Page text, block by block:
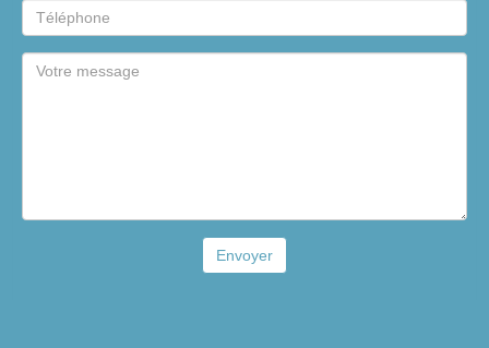
Envoyer